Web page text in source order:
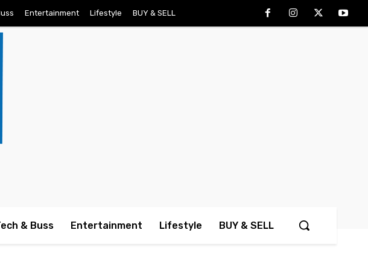
Entertainment Lifestyle BUY & SELL
& Buss Entertainment Lifestyle BUY & SELL